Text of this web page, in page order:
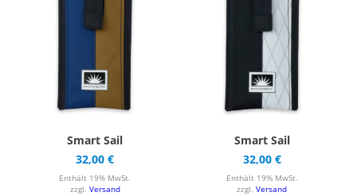
Smart Sail
32,00€
Enthält 19% MwSt.
zzgl. Versand
Smart Sail
32,00 €
Enthält 19% MwSt.
zzgl.Versand